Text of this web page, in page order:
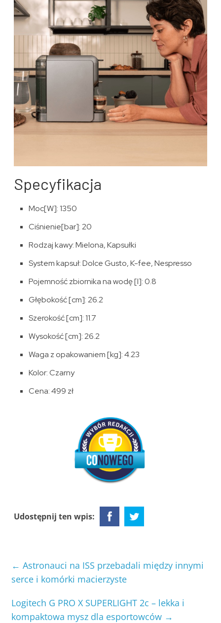
Specyfikacja
Moc[W]: 1350
Ciśnienie[bar]: 20
Rodzaj kawy: Mielona, Kapsułki
System kapsuł: Dolce Gusto, K-fee, Nespresso
Pojemność zbiornika na wodę [l]: 0.8
Głębokość [cm]: 26.2
Szerokość [cm]: 11.7
Wysokość [cm]: 26.2
Waga z opakowaniem [kg]: 4.23
Kolor: Czarny
Cena: 499 zł
Udostępnij ten wpis:
← Astronauci na ISS przebadali między innymi
serce i komórki macierzyste
Logitech G PRO X SUPERLIGHT 2c – lekka i
kompaktowa mysz dla esportowców →